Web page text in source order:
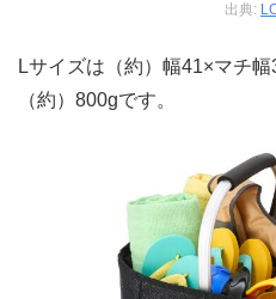
出典:
Lサイズは（約）幅41×マチ
（約）800gです。